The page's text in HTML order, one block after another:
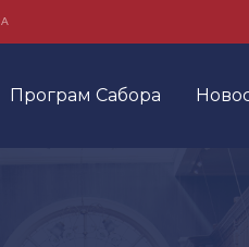
Програм Сабора